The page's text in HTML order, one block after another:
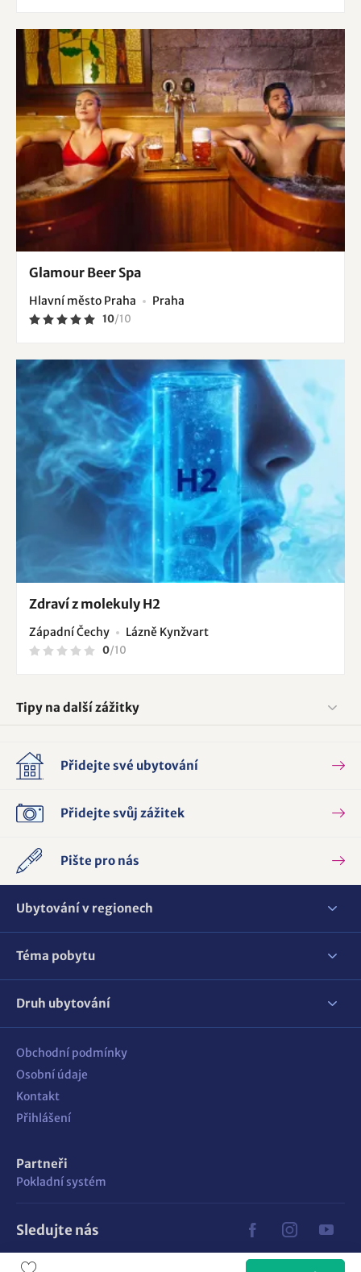
Glamour Beer Spa
Hlavní město Praha Praha
10/10
Zdraví z molekuly H2
Západní Čechy Lázně Kynžvart
0/10
Tipy na další zážitky
Přidejte své ubytování
Přidejte svůj zážitek
Pište pro nás
Ubytování v regionech
Téma pobytu
Druh ubytování
Obchodní podmínky
Osobní údaje
Kontakt
Přihlášení
Partneři
Pokladní systém
Sledujte nás
Vyrobilo